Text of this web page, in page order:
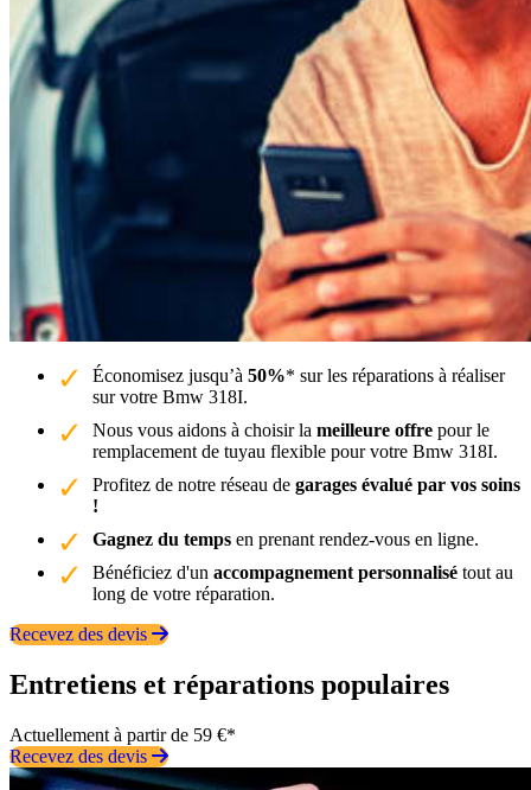
Économisez jusqu’à 50%* sur les réparations à réaliser
sur votre Bmw 318I.
Nous vous aidons à choisir la meilleure offre pour le
remplacement de tuyau flexible pour votre Bmw 318I.
Profitez de notre réseau de garages évalué par vos soins
!
Gagnez du temps en prenant rendez-vous en ligne.
Bénéficiez d'un accompagnement personnalisé tout au
long de votre réparation.
Recevez des devis
Entretiens et réparations populaires
Actuellement à partir de 59 €*
Recevez des devis